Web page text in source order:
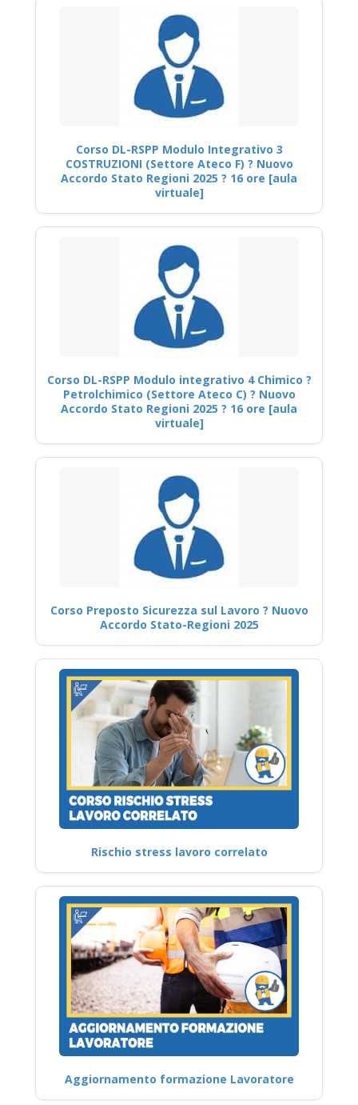
Corso DL-RSPP Modulo Integrativo 3
COSTRUZIONI (Settore Ateco F) ? Nuovo
Accordo Stato Regioni 2025 ? 16 ore [aula
virtuale]
Corso DL-RSPP Modulo integrativo 4 Chimico ?
Petrolchimico (Settore Ateco C) ? Nuovo
Accordo Stato Regioni 2025 ? 16 ore [aula
virtuale]
Corso Preposto Sicurezza sul Lavoro ? Nuovo
Accordo Stato-Regioni 2025
Rischio stress lavoro correlato
Aggiornamento formazione Lavoratore